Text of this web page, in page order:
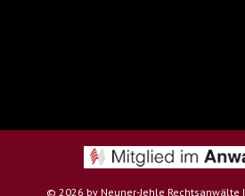
© 2026 by Neuner-Jehle Rechtsanwälte |